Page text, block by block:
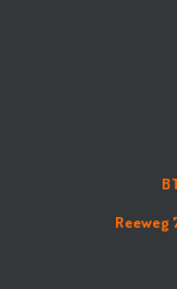
Reeweg